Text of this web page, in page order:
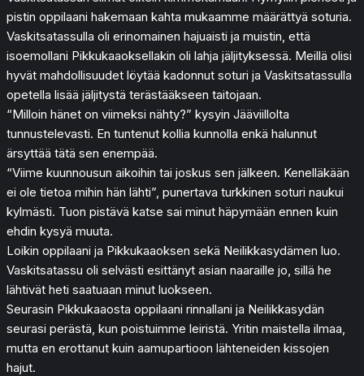
pistin oppilaani hakemaan kahta mukaamme määrättyä soturia.
Vaskitsatassulla oli erinomainen hajuaisti ja muistin, että
isoemollani Pikkukaaoksellakin oli lahja jäljityksessä. Meillä olisi
hyvät mahdollisuudet löytää kadonnut soturi ja Vaskitsatassulla
opetella lisää jäljitystä terästääkseen taitojaan.
“Milloin hänet on viimeksi nähty?” kysyin Jääviillolta
tunnustelevasti. En tuntenut kollia kunnolla enkä halunnut
ärsyttää tätä sen enempää.
“Viime kuunnousun aikoihin tai joskus sen jälkeen. Kenelläkään
ei ole tietoa mihin hän lähti”, punertava turkkinen soturi naukui
kylmästi. Tuon pistävä katse sai minut häpymään ennen kuin
ehdin kysyä muuta.
Loikin oppilaani ja Pikkukaaoksen sekä Neilikkasydämen luo.
Vaskitsatassu oli selvästi esittänyt asian naaraille jo, sillä he
lähtivät heti saatuaan minut luokseen.
Seurasin Pikkukaaosta oppilaani rinnallani ja Neilikkasydän
seurasi perästä, kun poistuimme leiristä. Yritin maistella ilmaa,
mutta en erottanut kuin aamupartioon lähteneiden kissojen
hajut.